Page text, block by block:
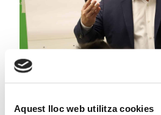
Aquest lloc web utilitza cookies